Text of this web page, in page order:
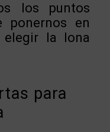
los puntos
ponernos en
elegir la lona
para